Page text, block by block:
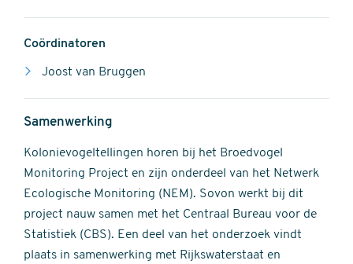
Coördinatoren
Joost van Bruggen
Samenwerking
Kolonievogeltellingen horen bij het Broedvogel
Monitoring Project en zijn onderdeel van het Netwerk
Ecologische Monitoring (NEM). Sovon werkt bij dit
project nauw samen met het Centraal Bureau voor de
Statistiek (CBS). Een deel van het onderzoek vindt
plaats in samenwerking met Rijkswaterstaat en